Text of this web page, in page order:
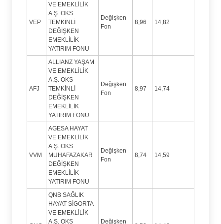
VEP
VE EMEKLİLİK
A.Ş. OKS
TEMKİNLİ
DEĞİŞKEN
EMEKLİLİK
YATIRIM FONU
Değişken
Fon
8,96 14,82
AFJ
ALLIANZ YAŞAM
VE EMEKLİLİK
A.Ş. OKS
TEMKİNLİ
DEĞİŞKEN
EMEKLİLİK
YATIRIM FONU
Değişken
Fon
8,97 14,74
VVM
AGESA HAYAT
VE EMEKLİLİK
A.Ş. OKS
MUHAFAZAKAR
DEĞİŞKEN
EMEKLİLİK
YATIRIM FONU
Değişken
Fon
8,74 14,59
QNB SAĞLIK
HAYAT SİGORTA
VE EMEKLİLİK
A.Ş. OKS
Değişken